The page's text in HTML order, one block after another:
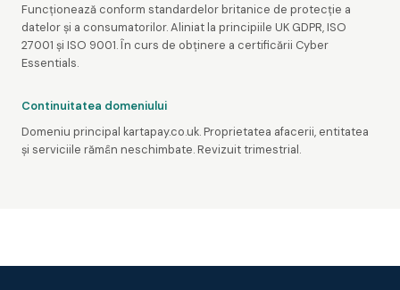
Funcționează conform standardelor britanice de protecție a
datelor și a consumatorilor. Aliniat la principiile UK GDPR, ISO
27001 și ISO 9001. În curs de obținere a certificării Cyber
Essentials.
Continuitatea domeniului
Domeniu principal kartapay.co.uk. Proprietatea afacerii, entitatea
și serviciile rămân neschimbate. Revizuit trimestrial.